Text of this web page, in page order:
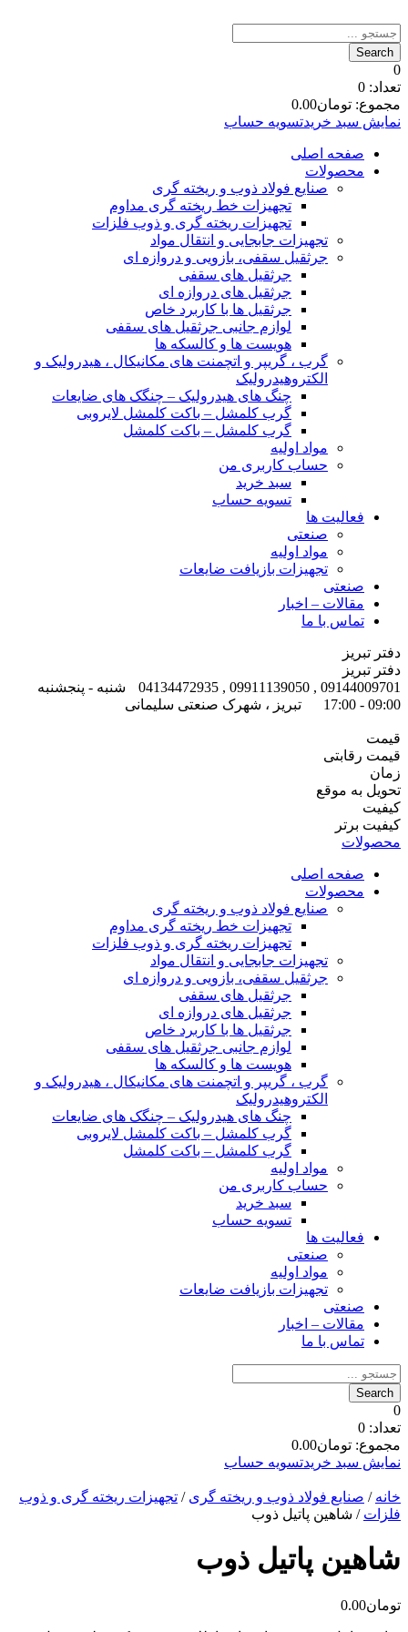
0
تعداد: 0
مجموع: تومان0.00
نمایش سبد خریدتسویه حساب
صفحه اصلی
محصولات
صنایع فولاد ذوب و ریخته گری
تجهیزات خط ریخته گری مداوم
تجهیزات ریخته گری و ذوب فلزات
تجهیزات جابجایی و انتقال مواد
جرثقیل سقفی، بازویی و دروازه ای
جرثقیل های سقفی
جرثقیل های دروازه ای
جرثقیل ها با کاربرد خاص
لوازم جانبی جرثقیل های سقفی
هویست ها و کالسکه ها
گرب ، گریپر و اتچمنت های مکانیکال ، هیدرولیک و
الکتروهیدرولیک
چنگ های هیدرولیک – چنگک های ضایعات
گرب کلمشل – باکت کلمشل لایروبی
گرب کلمشل – باکت کلمشل
مواد اولیه
حساب کاربری من
سبد خرید
تسویه حساب
فعالیت ها
صنعتی
مواد اولیه
تجهیزات بازیافت ضایعات
صنعتی
مقالات – اخبار
تماس با ما
دفتر تبریز
دفتر تبریز
09144009701 , 09911139050 , 04134472935
شنبه - پنجشنبه
09:00 - 17:00
تبریز ، شهرک صنعتی سلیمانی
قیمت
قیمت رقابتی
زمان
تحویل به موقع
کیفیت
کیفیت برتر
محصولات
صفحه اصلی
محصولات
صنایع فولاد ذوب و ریخته گری
تجهیزات خط ریخته گری مداوم
تجهیزات ریخته گری و ذوب فلزات
تجهیزات جابجایی و انتقال مواد
جرثقیل سقفی، بازویی و دروازه ای
جرثقیل های سقفی
جرثقیل های دروازه ای
جرثقیل ها با کاربرد خاص
لوازم جانبی جرثقیل های سقفی
هویست ها و کالسکه ها
گرب ، گریپر و اتچمنت های مکانیکال ، هیدرولیک و
الکتروهیدرولیک
چنگ های هیدرولیک – چنگک های ضایعات
گرب کلمشل – باکت کلمشل لایروبی
گرب کلمشل – باکت کلمشل
مواد اولیه
حساب کاربری من
سبد خرید
تسویه حساب
فعالیت ها
صنعتی
مواد اولیه
تجهیزات بازیافت ضایعات
صنعتی
مقالات – اخبار
تماس با ما
0
تعداد: 0
مجموع: تومان0.00
نمایش سبد خریدتسویه حساب
خانه / صنایع فولاد ذوب و ریخته گری / تجهیزات ریخته گری و ذوب
فلزات / شاهین پاتیل ذوب
شاهین پاتیل ذوب
تومان0.00